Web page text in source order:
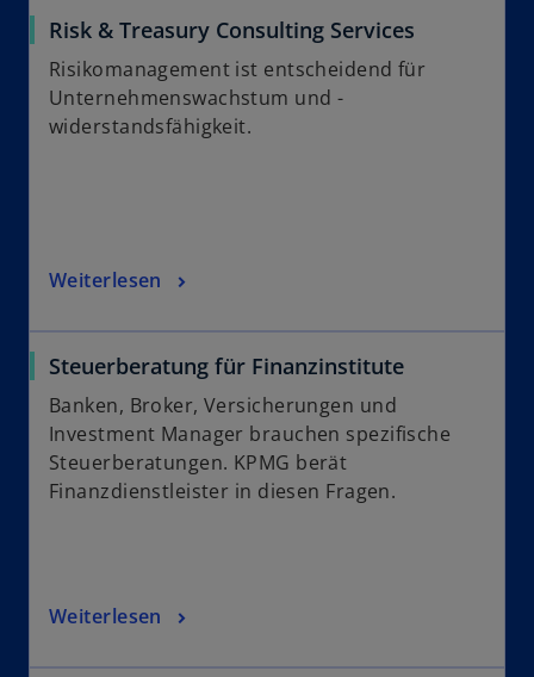
Risk & Treasury Consulting Services
Risikomanagement ist entscheidend für
Unternehmenswachstum und -
widerstandsfähigkeit.
Weiterlesen
Steuerberatung für Finanzinstitute
Banken, Broker, Versicherungen und
Investment Manager brauchen spezifische
Steuerberatungen. KPMG berät
Finanzdienstleister in diesen Fragen.
Weiterlesen